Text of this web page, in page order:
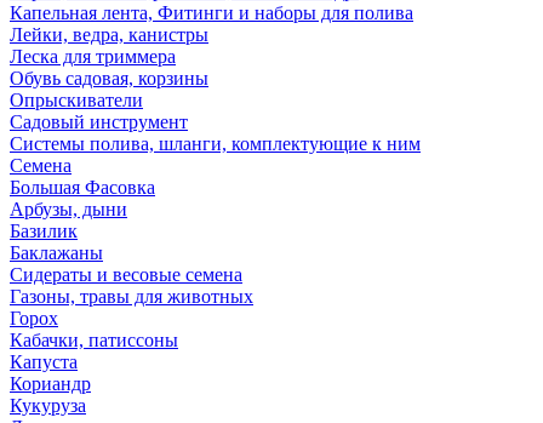
Капельная лента, Фитинги и наборы для полива
Лейки, ведра, канистры
Леска для триммера
Обувь садовая, корзины
Опрыскиватели
Садовый инструмент
Системы полива, шланги, комплектующие к ним
Семена
Большая Фасовка
Арбузы, дыни
Базилик
Баклажаны
Сидераты и весовые семена
Газоны, травы для животных
Горох
Кабачки, патиссоны
Капуста
Кориандр
Кукуруза